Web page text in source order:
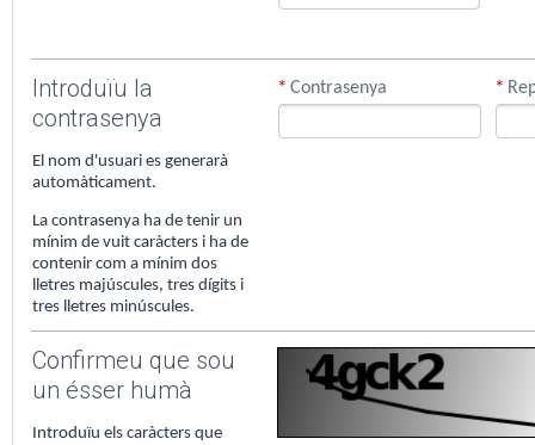
Introduïu la
contrasenya
El nom d'usuari es generarà
automàticament.
La contrasenya ha de tenir un
mínim de vuit caràcters i ha de
contenir com a mínim dos
lletres majúscules, tres dígits i
tres lletres minúscules.
* Contrasenya *
Confirmeu que sou
un ésser humà
Introduïu els caràcters que